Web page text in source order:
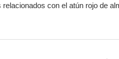
con el atún rojo de